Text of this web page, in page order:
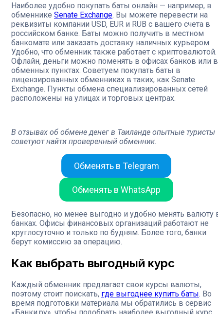
Наиболее удобно покупать баты онлайн — например, в
обменнике Senate Exchange. Вы можете перевести на
реквизиты компании USD, EUR и RUB с вашего счета в
российском банке. Баты можно получить в местном
банкомате или заказать доставку наличных курьером.
Удобно, что обменник также работает с криптовалютой.
Офлайн, деньги можно поменять в офисах банков или в
обменных пунктах. Советуем покупать баты в
лицензированных обменниках в таких, как Senate
Exchange. Пункты обмена специализированных сетей
расположены на улицах и торговых центрах.
В отзывах об обмене денег в Таиланде опытные туристы
советуют найти проверенный обменник.
Обменять в Telegram
Обменять в WhatsApp
Безопасно, но менее выгодно и удобно менять валюту
банках. Офисы финансовых организаций работают не
круглосуточно и только по будням. Более того, банки
берут комиссию за операцию.
Как выбрать выгодный курс
Каждый обменник предлагает свои курсы валюты,
поэтому стоит поискать, где выгоднее купить баты. Во
время подготовки материала мы обратились в сервис